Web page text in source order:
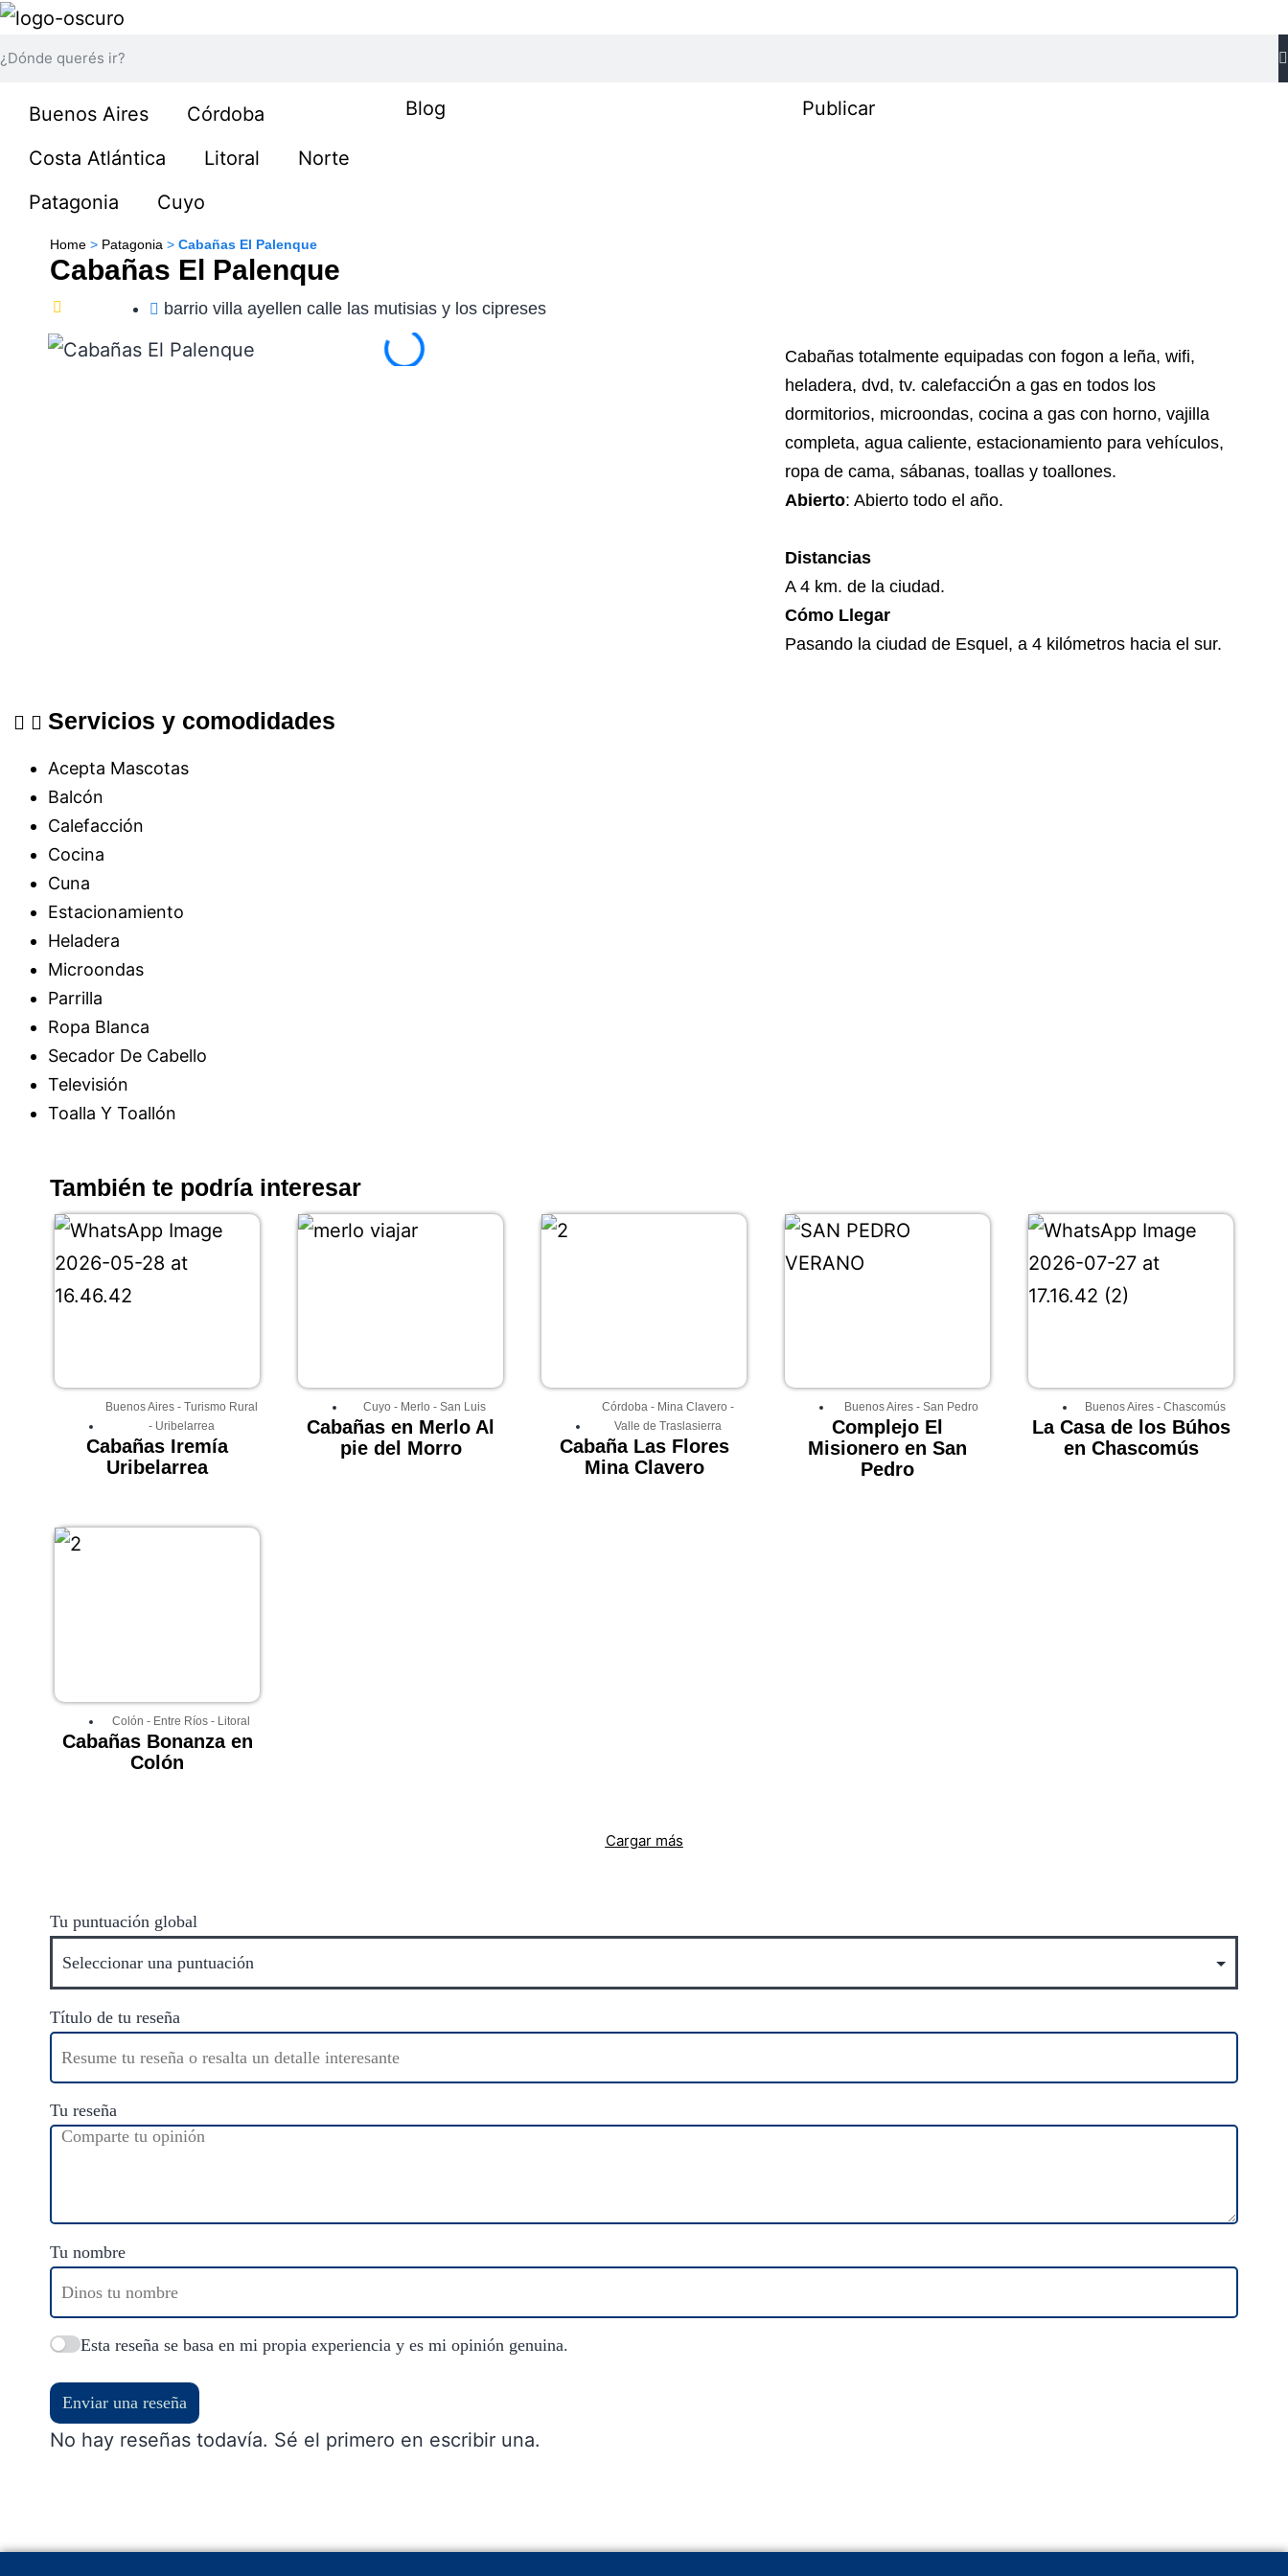
Buenos Aires
Córdoba
Costa Atlántica
Litoral
Norte
Patagonia
Cuyo
Blog Publicar
Home > Patagonia > Cabañas El Palenque
Cabañas El Palenque
barrio villa ayellen calle las mutisias y los cipreses
Cabañas totalmente equipadas con fogon a leña, wifi,
heladera, dvd, tv. calefacciÓn a gas en todos los
dormitorios, microondas, cocina a gas con horno, vajilla
completa, agua caliente, estacionamiento para vehículos,
ropa de cama, sábanas, toallas y toallones.
Abierto: Abierto todo el año.
Distancias
A 4 km. de la ciudad.
Cómo Llegar
Pasando la ciudad de Esquel, a 4 kilómetros hacia el sur.
Servicios y comodidades
Acepta Mascotas
Balcón
Calefacción
Cocina
Cuna
Estacionamiento
Heladera
Microondas
Parrilla
Ropa Blanca
Secador De Cabello
Televisión
Toalla Y Toallón
También te podría interesar
Buenos Aires- Turismo Rural
- Uribelarrea
Cabañas Iremía
Uribelarrea
Cuyo - Merlo - San Luis
Cabañas en Merlo Al
pie del Morro
Córdoba - Mina Clavero -
Valle de Traslasierra
Cabaña Las Flores
Mina Clavero
Buenos Aires - San Pedro
Complejo El
Misionero en San
Pedro
Buenos Aires- Chascomús
La Casa de los Búhos
en Chascomús
Colón - Entre Ríos - Litoral
Cabañas Bonanza en
Colón
Cargar más
Tu puntuación global
Título de tu reseña
Tu reseña
Tu nombre
Esta reseña se basa en mi propia experiencia y es mi opinión genuina.
Enviar una reseña
No hay reseñas todavía. Sé el primero en escribir una.